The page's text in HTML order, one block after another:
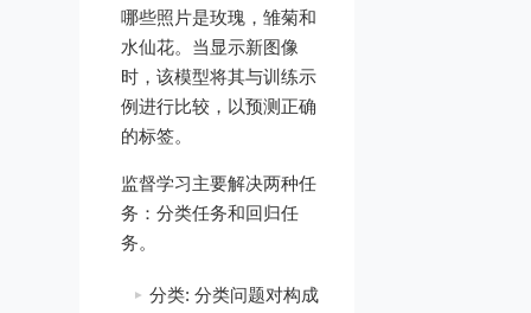
哪些照片是玫瑰，雏菊和
水仙花。当显示新图像
时，该模型将其与训练示
例进行比较，以预测正确
的标签。
监督学习主要解决两种任
务：分类任务和回归任
务。
分类: 分类问题对构成